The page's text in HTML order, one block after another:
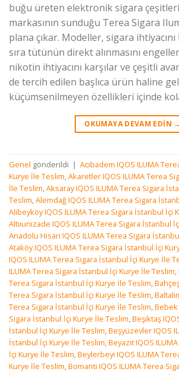
buğu üreten elektronik sigara
markasının sunduğu Terea Sigara
plana çıkar. Modeller, sigara ihtiyacını
sıra tütünün direkt alınmasını
nikotin ihtiyacını karşılar ve çeşitli
de tercih edilen başlıca ürün haline
küçümsenilmeyen özellikleri içinde
OKUMAYA DEVAM EDIN →
Genel gönderildi | Acıbadem IQOS ILUMA
Kurye İle Teslim,Akaretler IQOS ILUMA Terea
İle Teslim,Aksaray IQOS ILUMA Terea Sigara
Teslim,Alemdağ IQOS ILUMA Terea Sigara
Alibeyköy IQOS ILUMA Terea Sigara İstanbul İçi
Altııunizade IQOS ILUMA Terea Sigara İstanbul
Anadolu Hisarı IQOS ILUMA Terea Sigara
Ataköy IQOS ILUMA Terea Sigara İstanbul İçi
IQOS ILUMA Terea Sigara İstanbul İçi Kurye İle
ILUMA Terea Sigara İstanbul İçi Kurye İle Teslim,
Terea Sigara İstanbul İçi Kurye İle Teslim,
Terea Sigara İstanbul İçi Kurye İle Teslim,
Terea Sigara İstanbul İçi Kurye İle Teslim,Bebek
Sigara İstanbul İçi Kurye İle Teslim,Beşiktaş
İstanbul İçi Kurye İle Teslim,Beşyüzevler IQOS
İstanbul İçi Kurye İle Teslim,Beyazıt IQOS
İçi Kurye İle Teslim,Beylerbeyi IQOS ILUMA
Kurye İle Teslim,Bomanti IQOS ILUMA Terea